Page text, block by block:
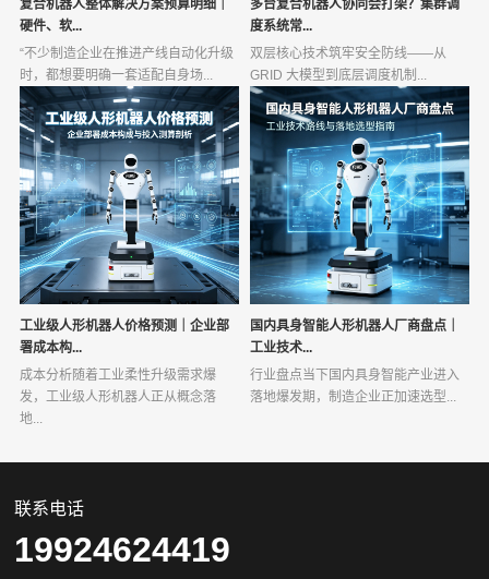
复合机器人整体解决方案预算明细｜
硬件、软...
“不少制造企业在推进产线自动化升级
时，都想要明确一套适配自身场...
多台复合机器人协同会打架？集群调
度系统常...
双层核心技术筑牢安全防线——从
GRID 大模型到底层调度机制...
工业级人形机器人价格预测｜企业部
署成本构...
成本分析随着工业柔性升级需求爆
发，工业级人形机器人正从概念落
地...
国内具身智能人形机器人厂商盘点｜
工业技术...
行业盘点当下国内具身智能产业进入
落地爆发期，制造企业正加速选型...
联系电话
19924624419